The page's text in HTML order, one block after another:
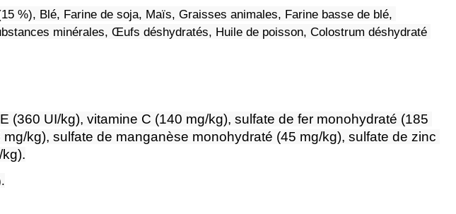
%), Blé, Farine de soja, Maïs, Graisses animales, Farine basse de blé,
minérales, Œufs déshydratés, Huile de poisson, Colostrum déshydraté
(360 UI/kg), vitamine C (140 mg/kg), sulfate de fer monohydraté (185
kg), sulfate de manganèse monohydraté (45 mg/kg), sulfate de zinc